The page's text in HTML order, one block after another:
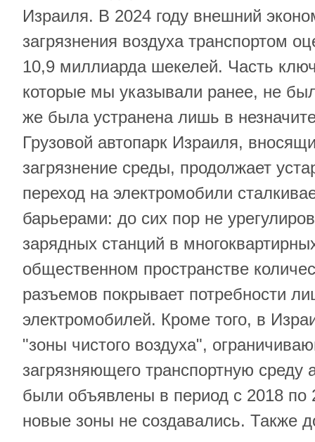
Израиля. В 2024 году внешний
загрязнения воздуха транспортом
10,9 миллиарда шекелей. Часть
которые мы указывали ранее, не
же была устранена лишь в
Грузовой автопарк Израиля,
загрязнение среды, продолжает
переход на электромобили
барьерами: до сих пор не
зарядных станций в
общественном пространстве
разъемов покрывает потребности
электромобилей. Кроме того, в
"зоны чистого воздуха",
загрязняющего транспортную среду
были объявлены в период с 2018 по
новые зоны не создавались. Также